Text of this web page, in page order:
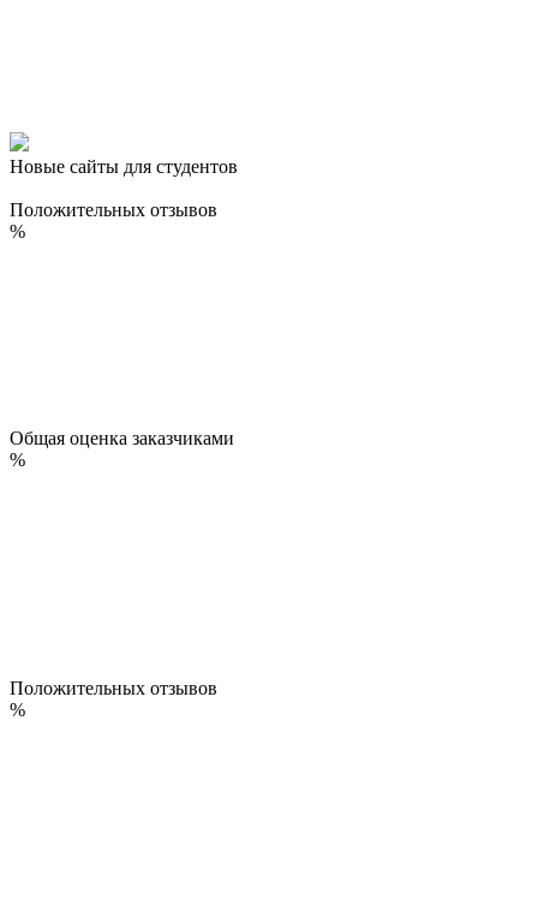
Новые сайты для студентов
Положительных отзывов
%
Общая оценка заказчиками
%
Положительных отзывов
%